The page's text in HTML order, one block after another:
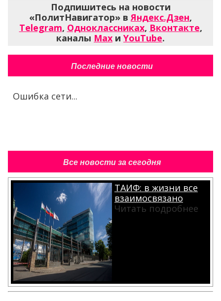
Подпишитесь на новости
«ПолитНавигатор» вЯндекс.Дзен,
Telegram, Одноклассниках, Вконтакте,
каналы Max и YouTube.
Последние новости
Ошибка сети...
Все новости за сегодня
ТАИФ: в жизни все
взаимосвязано
Читать подробнее